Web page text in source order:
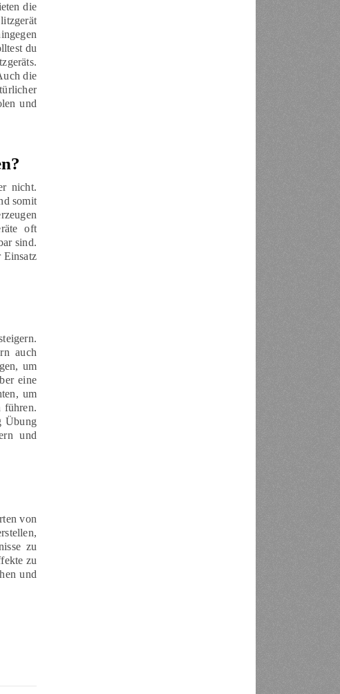
die
du
die
und
nicht.
somit
oft
sind.
Einsatz
auch
um
eine
um
führen.
Übung
und
von
zu
zu
und